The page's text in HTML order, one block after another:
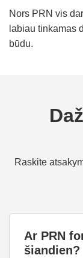
Nors PRN vis
labiau tinkamas
būdu.
Raskite
Ar PRN
šiandien?